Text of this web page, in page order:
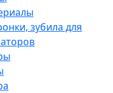
зубила для